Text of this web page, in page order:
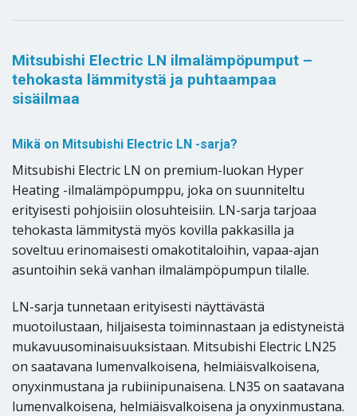
Mitsubishi Electric LN ilmalämpöpumput –
tehokasta lämmitystä ja puhtaampaa
sisäilmaa
Mikä on Mitsubishi Electric LN -sarja?
Mitsubishi Electric LN on premium-luokan Hyper
Heating -ilmalämpöpumppu, joka on suunniteltu
erityisesti pohjoisiin olosuhteisiin. LN-sarja tarjoaa
tehokasta lämmitystä myös kovilla pakkasilla ja
soveltuu erinomaisesti omakotitaloihin, vapaa-ajan
asuntoihin sekä vanhan ilmalämpöpumpun tilalle.
LN-sarja tunnetaan erityisesti näyttävästä
muotoilustaan, hiljaisesta toiminnastaan ja edistyneistä
mukavuusominaisuuksistaan. Mitsubishi Electric LN25
on saatavana lumenvalkoisena, helmiäisvalkoisena,
onyxinmustana ja rubiinipunaisena. LN35 on saatavana
lumenvalkoisena, helmiäisvalkoisena ja onyxinmustana.